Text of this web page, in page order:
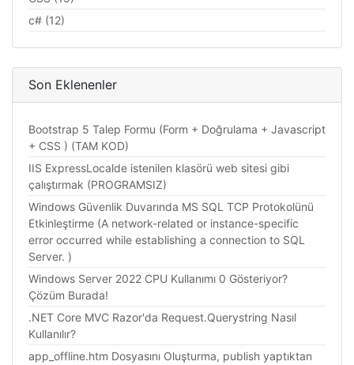
c# (12)
Son Eklenenler
Bootstrap 5 Talep Formu (Form + Doğrulama + Javascript
+ CSS ) (TAM KOD)
IIS ExpressLocalde istenilen klasörü web sitesi gibi
çalıştırmak (PROGRAMSIZ)
Windows Güvenlik Duvarında MS SQL TCP Protokolünü
Etkinleştirme (A network-related or instance-specific
error occurred while establishing a connection to SQL
Server. )
Windows Server 2022 CPU Kullanımı 0 Gösteriyor?
Çözüm Burada!
.NET Core MVC Razor'da Request.Querystring Nasıl
Kullanılır?
app_offline.htm Dosyasını Oluşturma, publish yaptıktan